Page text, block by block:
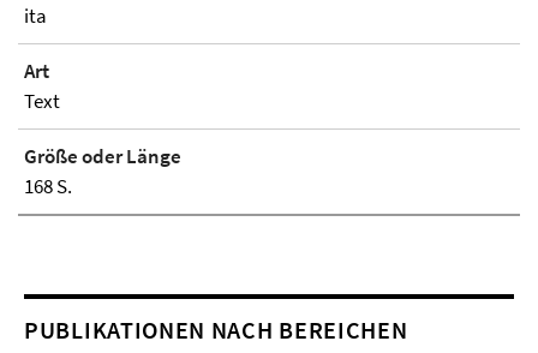
ita
Art
Text
Größe oder Länge
168 S.
PUBLIKATIONEN NACH BEREICHEN